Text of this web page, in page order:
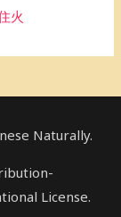
火
Naturally.
License.